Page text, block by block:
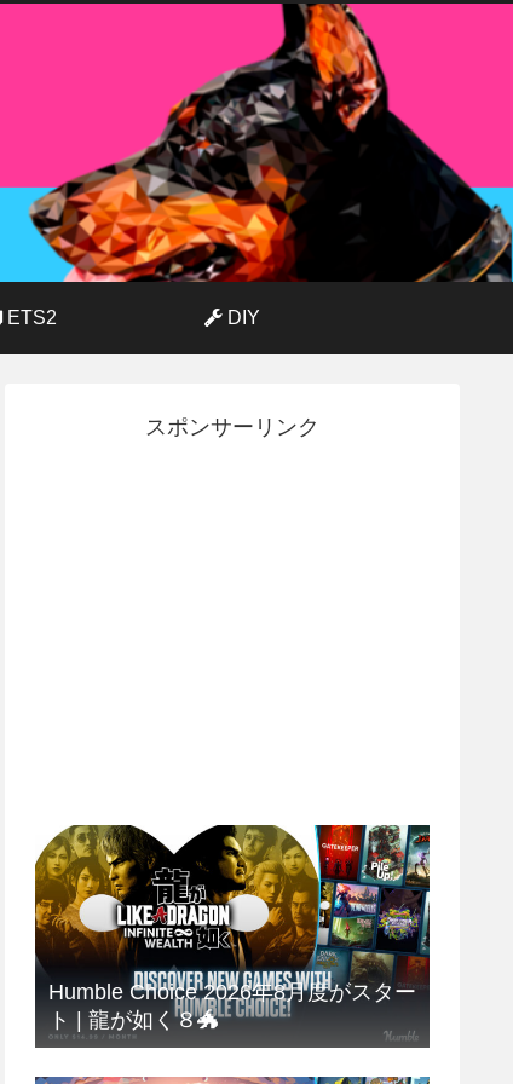
ETS2 DIY
スポンサーリンク
Humble Choice 2026年8月度がスター
ト | 龍が如く８🐲